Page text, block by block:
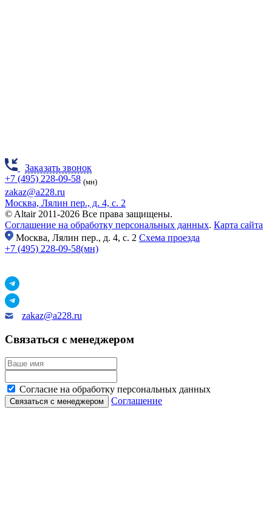
Заказать звонок
+7 (495) 228-09-58 (мн)
zakaz@a228.ru
Москва, Лялин пер., д. 4, с. 2
© Altair 2011-2026 Все права защищены.
Соглашение на обработку персональных данных. Карта сайта
Москва, Лялин пер., д. 4, с. 2 Схема проезда
+7 (495) 228-09-58(мн)
zakaz@a228.ru
Связаться с менеджером
Согласие на обработку персональных данных
Соглашение